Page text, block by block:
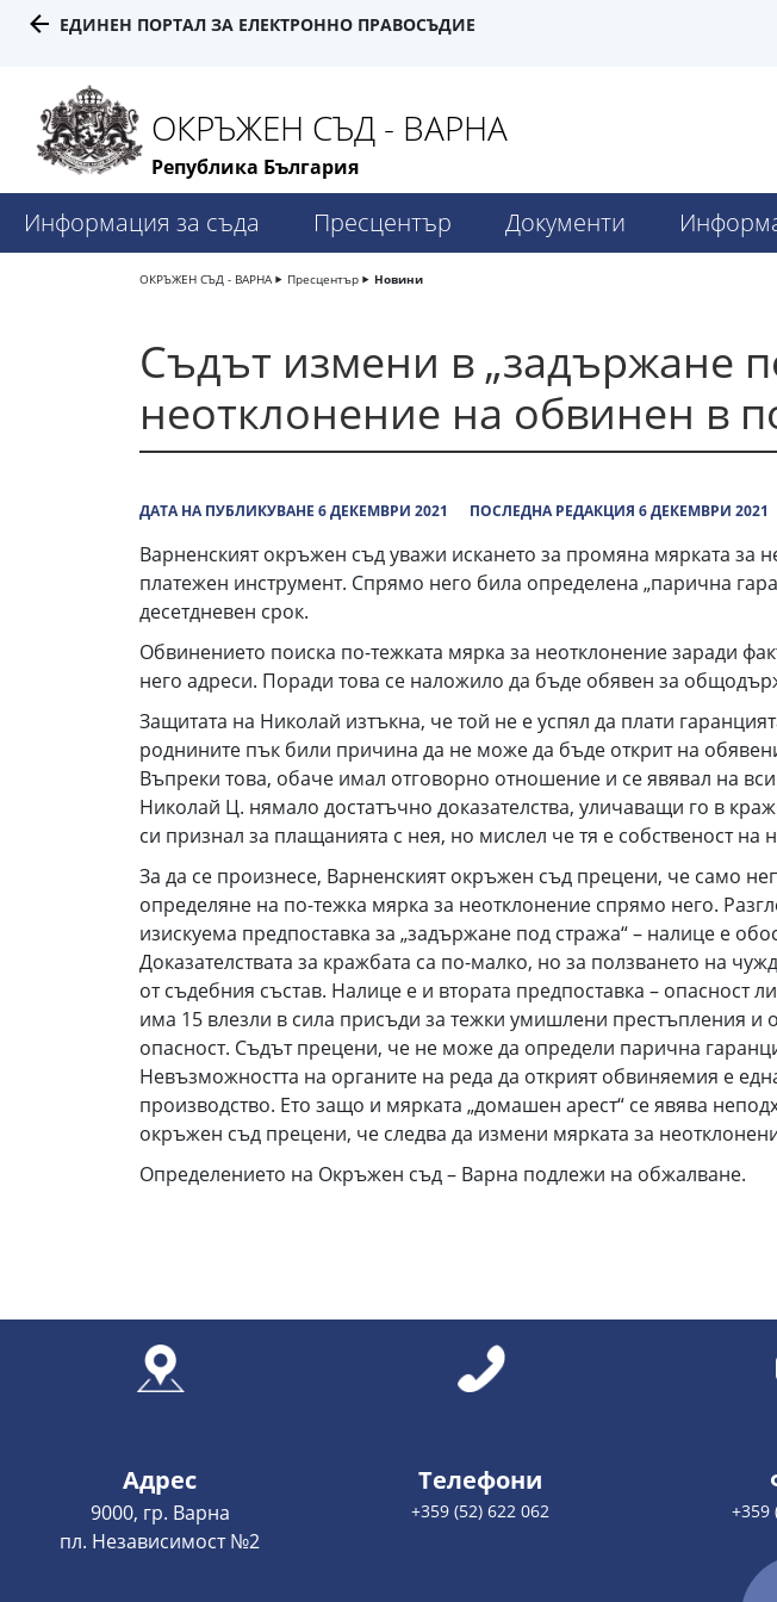
ЕДИНЕН ПОРТАЛ ЗА ЕЛЕКТРОННО ПРАВОСЪДИЕ
ОКРЪЖЕН СЪД - ВАРНА
Република България
Информация за съда Пресцентър Документи
ОКРЪЖЕН СЪД - ВАРНА Пресцентър Новини
Съдът измени в „задържане
неотклонение на обвинен в
ДАТА НА ПУБЛИКУВАНЕ 6 ДЕКЕМВРИ 2021 ПОСЛЕДНА РЕДАКЦИЯ 6 ДЕКЕМВРИ 2021
Варненският окръжен съд уважи искането за промяна мярката
платежен инструмент. Спрямо него била определена „парична
десетдневен срок.
Обвинението поиска по-тежката мярка за неотклонение заради
него адреси. Поради това се наложило да бъде обявен за
Защитата на Николай изтъкна, че той не е успял да плати
роднините пък били причина да не може да бъде открит на
Въпреки това, обаче имал отговорно отношение и се явявал на
Николай Ц. нямало достатъчно доказателства, уличаващи го в
си признал за плащанията с нея, но мислел че тя е собственост на
За да се произнесе, Варненският окръжен съд прецени, че само
определяне на по-тежка мярка за неотклонение спрямо него.
изискуема предпоставка за „задържане под стража“ – налице е
Доказателствата за кражбата са по-малко, но за ползването на
от съдебния състав. Налице е и втората предпоставка – опасност
има 15 влезли в сила присъди за тежки умишлени престъпления и
опасност. Съдът прецени, че не може да определи парична
Невъзможността на органите на реда да открият обвиняемия е
производство. Ето защо и мярката „домашен арест“ се явява
окръжен съд прецени, че следва да измени мярката за
Определението на Окръжен съд – Варна подлежи на обжалване.
Адрес
9000, гр. Варна
пл. Независимост №2
Телефони
+359 (52) 622 062 +359